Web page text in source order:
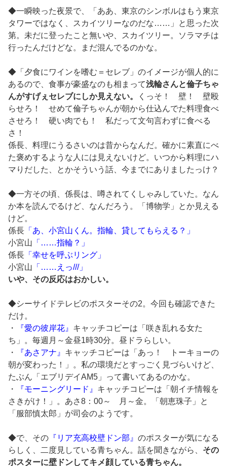
◆一瞬映った夜景で、「ああ、東京のシンボルはもう東京
タワーではなく、スカイツリーなのだな……」と思った次
第。未だに登ったこと無いや、スカイツリー。ソラマチは
行ったんだけどな。まだ混んでるのかな。
◆「夕食にワインを嗜む＝セレブ」のイメージが個人的に
あるので、食事が豪盛なのも相まって浅輪さんと倫子ちゃ
んがすげぇセレブにしか見えない。
くっそ！ 壁！ 壁殴
らせろ！ せめて倫子ちゃんが朝から仕込んでた料理食べ
させろ！ 硬い肉でも！ 私だって文句言わずに食べる
さ！
係長、料理にうるさいのは昔からなんだ。確かに素直にべ
た褒めするような人には見えないけど。いつから料理にハ
マりだした、とかそういう話、今までにありましたっけ？
◆一方その頃、係長は、噂されてくしゃみしていた。なん
か本を読んでるけど、なんだろう。「博物学」とか見える
けど。
係長 「あ、小宮山くん。指輪、貸してもらえる？」
小宮山 「……指輪？」
係長 「幸せを呼ぶリング」
小宮山 「……えっ///」
いや、その反応はおかしい。
◆シーサイドテレビのポスターその2。今回も確認できた
だけ。
・
『愛の彼岸花』 キャッチコピーは「咲き乱れる女た
ち」。毎週月～金昼1時30分。昼ドラらしい。
・
『あさアナ』 キャッチコピーは「あっ！ トーキョーの
朝が変わった！」。私の環境だとすっごく見づらいけど、
たぶん「エブリデイAM5」って書いてあるのかな。
・
『モーニングリード』 キャッチコピーは「朝イチ情報を
さきがけ！」。あさ8：00～ 月～金。「朝恵珠子」と
「服部慎太郎」が司会のようです。
◆で、その 『リア充高校壁ドン部』 のポスターが気になる
らしく、二度見している青ちゃん。話を聞きながら、 その
ポスターに壁ドンしてキメ顔している青ちゃん。